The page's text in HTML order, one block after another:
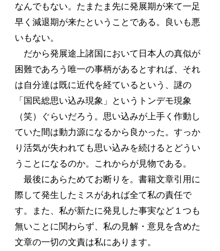
なんでもない。たまたま先に発展期が来て一足
早く減退期が来たということである。良いも悪
いもない。
だから発展途上諸国において日本人の真似が
困難であろう唯一の事柄があるとすれば、それ
は自分達は既に近代を経ているという、謎の
「国民総思い込み現象」というトンデモ現象
（笑）ぐらいだろう。思い込みが上手く作動し
ていた間は動力源になるから良かった。すっか
り活気が失われても思い込みを続けるとどうい
うことになるのか。これからが見物である。
最後にあらためてお断りを。書籍文章引用に
際して発生したミスがあれば全て私の責任で
す。また、私が新たに発見した事実など１つも
無いことに関わらず、私の見解・意見を含めた
文章の一切の文責は私にあります。